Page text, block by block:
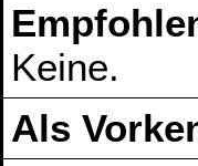
Keine.
Als